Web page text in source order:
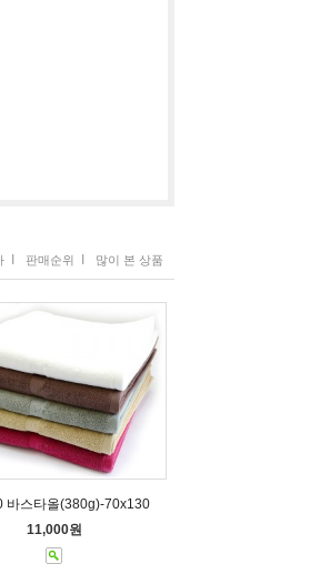
판매순위 많이 본 상품
바스타올(380g)-70x130
11,000원